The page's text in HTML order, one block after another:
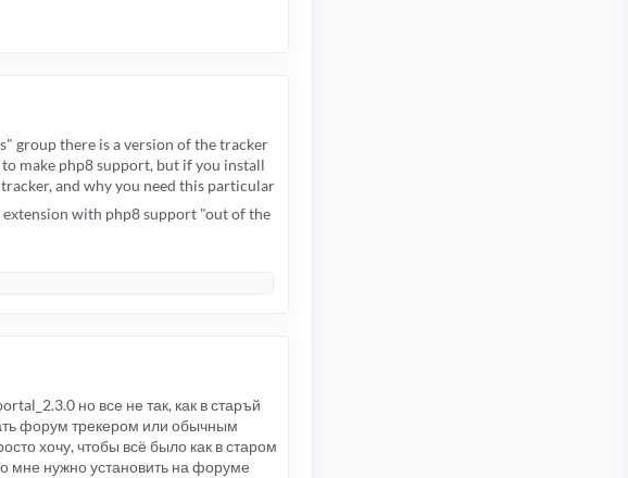
group there is a version of the tracker
make php8 support, but if you install
and why you need this particular
with php8 support "out of the
но все не так, как в старъй
форум трекером или обычным
хочу, чтобы всё было как в старом
мне нужно установить на форуме